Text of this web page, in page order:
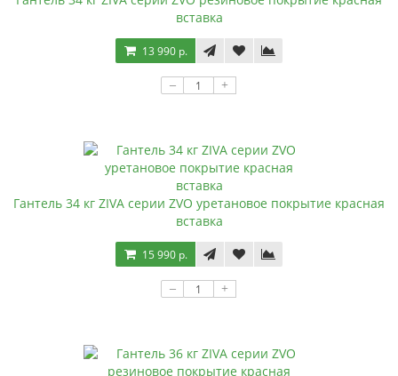
вставка
13 990 р.
– +
Гантель 34 кг ZIVA серии ZVO уретановое покрытие красная
вставка
15 990 р.
– +